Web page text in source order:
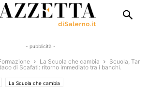
- pubblicità -
La Scuola che cambia
Scuola, Tar
di Scafati: ritorno immediato tra i banchi.
La Scuola che cambia